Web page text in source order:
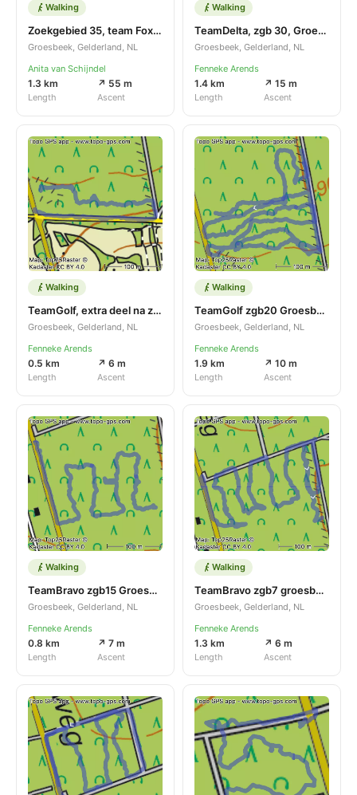
Walking
Zoekgebied 35, team Foxtrot, Groesbeek, 20 maart 2025
Groesbeek, Gelderland, NL
Anita van Schijndel
1.3 km
Length
↗ 55 m
Ascent
Walking
TeamDelta, zgb 30, Groesbeek, 20-03-2025
Groesbeek, Gelderland, NL
Fenneke Arends
1.4 km
Length
↗ 15 m
Ascent
Walking
TeamGolf, extra deel na zgb20, groesbeek, 20-03-2025
Groesbeek, Gelderland, NL
Fenneke Arends
0.5 km
Length
↗ 6 m
Ascent
Walking
TeamGolf zgb20 Groesbeek 20-03-2025
Groesbeek, Gelderland, NL
Fenneke Arends
1.9 km
Length
↗ 10 m
Ascent
Walking
TeamBravo zgb15 Groesbeek 20-3-25
Groesbeek, Gelderland, NL
Fenneke Arends
0.8 km
Length
↗ 7 m
Ascent
Walking
TeamBravo zgb7 groesbeek 20-3
Groesbeek, Gelderland, NL
Fenneke Arends
1.3 km
Length
↗ 6 m
Ascent